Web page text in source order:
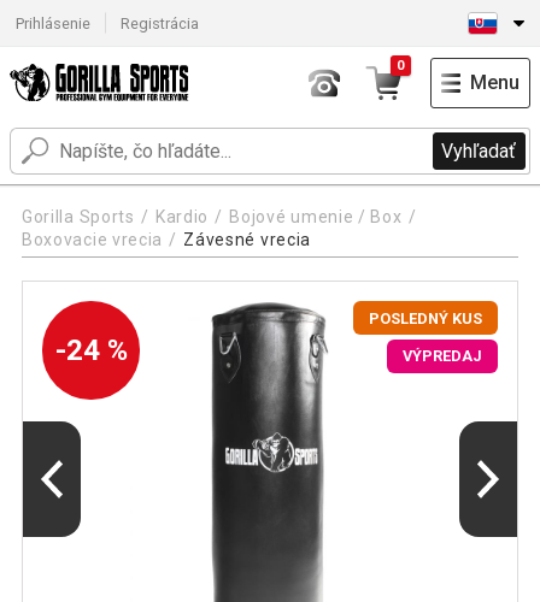
Prihlásenie Registrácia
Vyhľadať
0
Menu
Gorilla Sports Kardio
Bojové umenie / Box
Boxovacie vrecia
Závesné vrecia
-24 %
POSLEDNÝ KUS
VÝPREDAJ